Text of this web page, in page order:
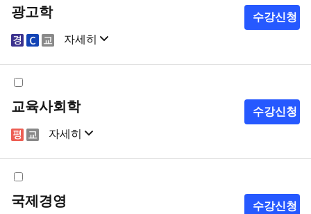
광고학
자세히
샘플강의 강의계획서
수강신청
교육사회학
자세히
샘플강의 강의계획서
수강신청
국제경영 수강신청